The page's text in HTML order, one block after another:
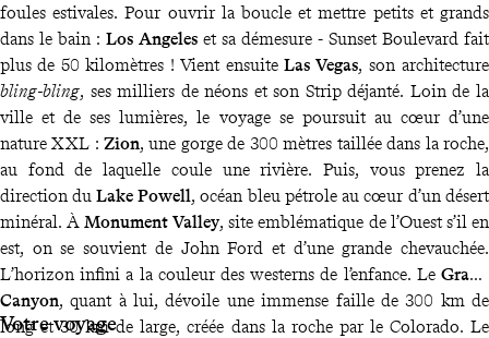
foules estivales. Pour ouvrir la boucle et mettre petits et grands
dans le bain : Los Angeles et sa démesure - Sunset Boulevard fait
plus de 50 kilomètres ! Vient ensuite Las Vegas, son architecture
bling-bling, ses milliers de néons et son Strip déjanté. Loin de la
ville et de ses lumières, le voyage se poursuit au cœur d’une
nature XXL : Zion, une gorge de 300 mètres taillée dans la roche,
au fond de laquelle coule une rivière. Puis, vous prenez la
direction du Lake Powell, océan bleu pétrole au cœur d’un désert
minéral. À Monument Valley, site emblématique de l’Ouest s’il en
est, on se souvient de John Ford et d’une grande chevauchée.
L’horizon infini a la couleur des westerns de l’enfance. Le Grand
Canyon, quant à lui, dévoile une immense faille de 300 km de
long et 30 km de large, créée dans la roche par le Colorado. Le
Votre voyage